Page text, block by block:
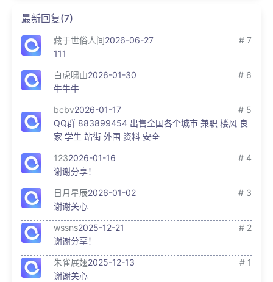
最新回复(7)
藏于世俗人间2026-06-27
# 7
111
白虎啸山2026-01-30
# 6
牛牛牛
bcbv2026-01-17
# 5
QQ群 883899454 出售全国各个城市 兼职 楼风 良
家 学生 站街 外围 资料 安全
1232026-01-16
# 4
谢谢分享！
日月星辰2026-01-02
# 3
谢谢关心
wssns2025-12-21
# 2
谢谢分享！
朱雀展翅2025-12-13
# 1
谢谢关心